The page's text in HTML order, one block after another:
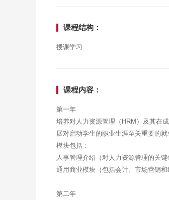
课程结构：
授课学习
课程内容：
第一年
培养对人力资源管理（HRM）及其在
展对启动学生的职业生涯至关重要的就
模块包括：
人事管理介绍（对人力资源管理的关
通用商业模块（包括会计、市场营销和
第二年